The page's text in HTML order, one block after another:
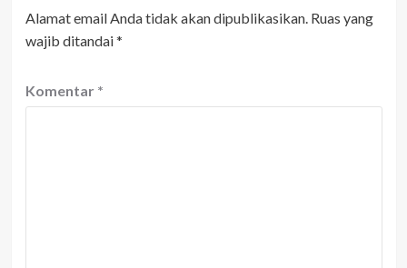
Alamat email Anda tidak akan dipublikasikan. Ruas yang
wajib ditandai*
Komentar *